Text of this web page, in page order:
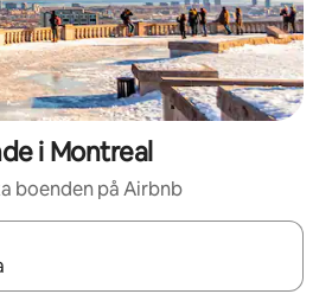
i Montreal
boenden på Airbnb
kan du navigera med upp- och